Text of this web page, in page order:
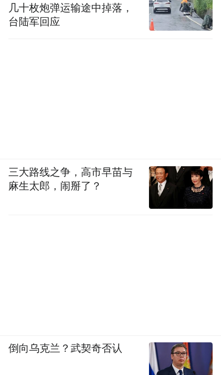
几十枚炮弹运输途中掉落，
台陆军回应
三大路线之争，高市早苗与
麻生太郎，闹掰了？
倒向乌克兰？武契奇否认